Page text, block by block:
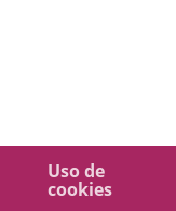
Uso de
cookies